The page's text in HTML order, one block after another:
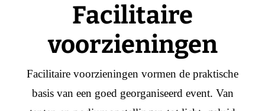
Facilitaire
voorzieningen
Facilitaire voorzieningen vormen de praktische
basis van een goed georganiseerd event. Van